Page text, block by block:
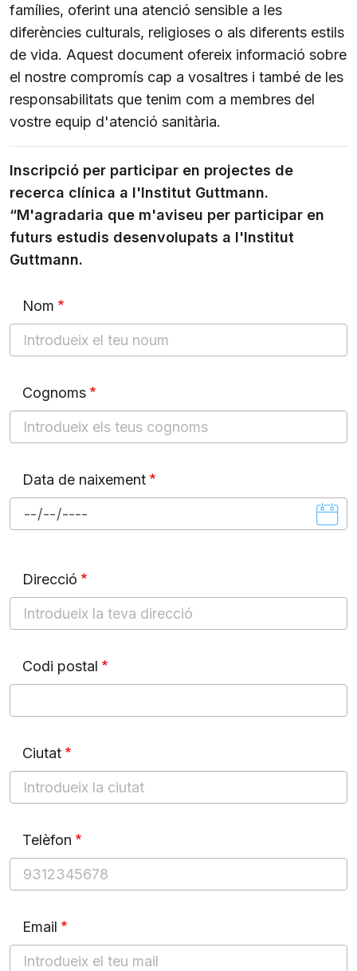
famílies, oferint una atenció sensible a les
diferències culturals, religioses o als diferents estils
de vida. Aquest document ofereix informació sobre
el nostre compromís cap a vosaltres i també de les
responsabilitats que tenim com a membres del
vostre equip d'atenció sanitària.
Inscripció per participar en projectes de
recerca clínica a l'Institut Guttmann.
“M'agradaria que m'aviseu per participar en
futurs estudis desenvolupats a l'Institut
Guttmann.
Nom
Cognoms
Data de naixement
Data de naixement: Data
Direcció
Codi postal
Ciutat
Telèfon
Email